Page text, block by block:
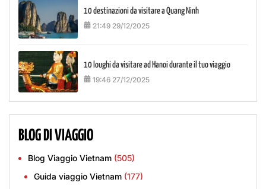
10 destinazioni da visitare a Quang Ninh
21:49 29/12/2025
10 loughi da visitare ad Hanoi durante il tuo viaggio
19:46 27/12/2025
BLOG DI VIAGGIO
Blog Viaggio Vietnam (505)
Guida viaggio Vietnam (177)